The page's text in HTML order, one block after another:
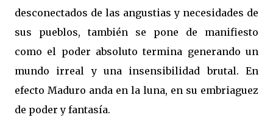
desconectados de las angustias y necesidades de
sus pueblos, también se pone de manifiesto
como el poder absoluto termina generando un
mundo irreal y una insensibilidad brutal. En
efecto Maduro anda en la luna, en su embriaguez
de poder y fantasía.